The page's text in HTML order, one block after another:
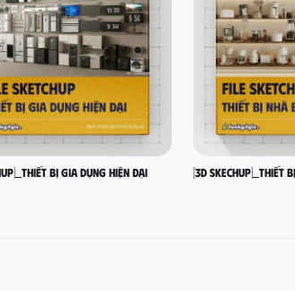
bị gia dụng hiện đại [3D SKECHUP]_Thiết